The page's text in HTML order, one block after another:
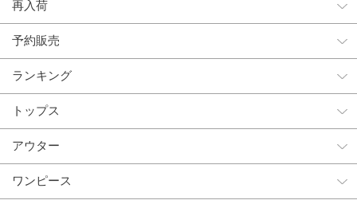
再入荷
予約販売
ランキング
トップス
アウター
ワンピース